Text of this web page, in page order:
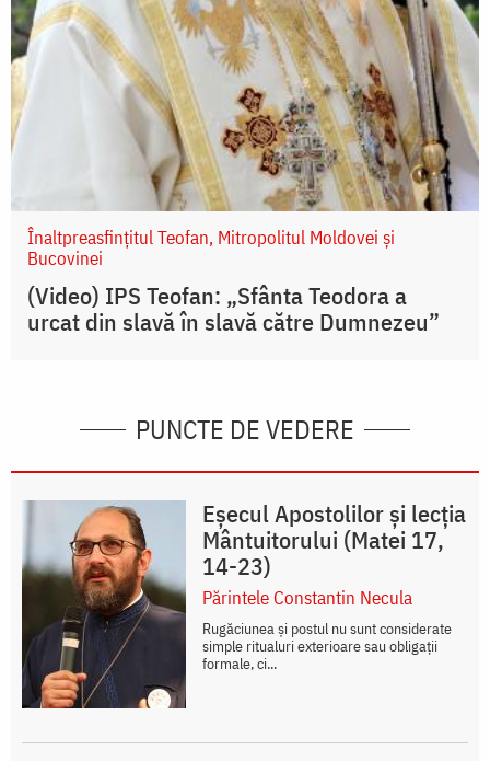
Înaltpreasfințitul Teofan, Mitropolitul Moldovei și
Bucovinei
(Video) IPS Teofan: „Sfânta Teodora a
urcat din slavă în slavă către Dumnezeu”
PUNCTE DE VEDERE
Eșecul Apostolilor și lecția
Mântuitorului (Matei 17,
14-23)
Părintele Constantin Necula
Rugăciunea și postul nu sunt considerate
simple ritualuri exterioare sau obligații
formale, ci...